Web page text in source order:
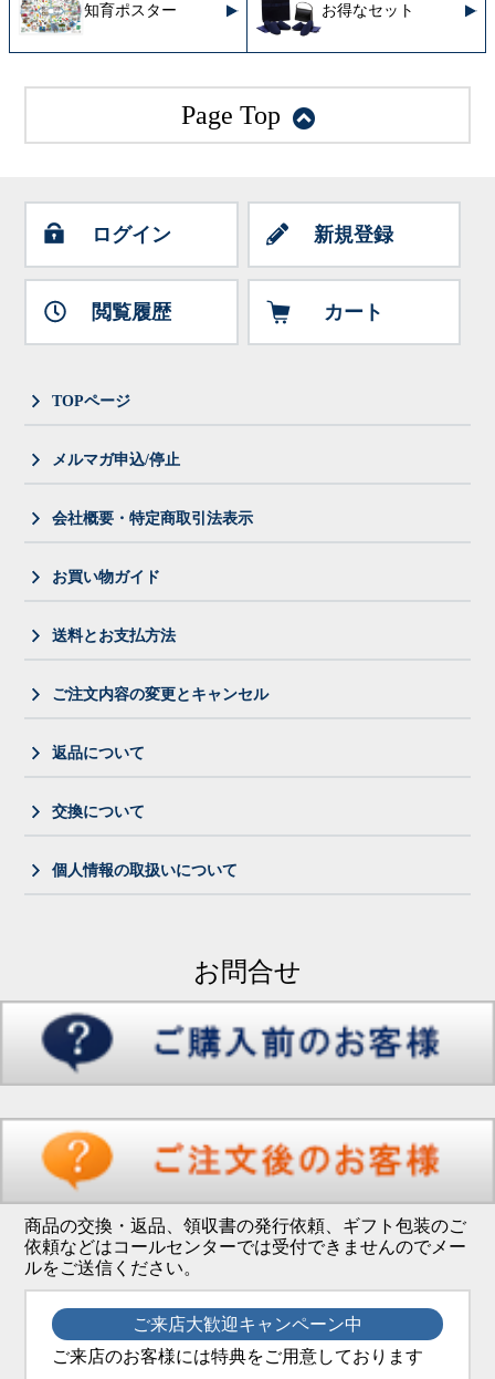
知育ポスター お得なセット
Page Top
ログイン 新規登録
閲覧履歴 カート
TOPページ
メルマガ申込/停止
会社概要・特定商取引法表示
お買い物ガイド
送料とお支払方法
ご注文内容の変更とキャンセル
返品について
交換について
個人情報の取扱いについて
お問合せ
商品の交換・返品、領収書の発行依頼、ギフト包装のご
依頼などはコールセンターでは受付できませんのでメー
ルをご送信ください。
ご来店大歓迎キャンペーン中
ご来店のお客様には特典をご用意しております